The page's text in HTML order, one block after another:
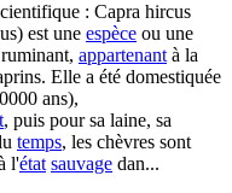
: Capra hircus
est une espèce ou une
appartenant à la
Elle a été domestiquée
ans),
, puis pour sa laine, sa
temps, les chèvres sont
l'état sauvage dan...